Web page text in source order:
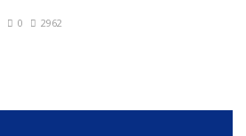
0 2962